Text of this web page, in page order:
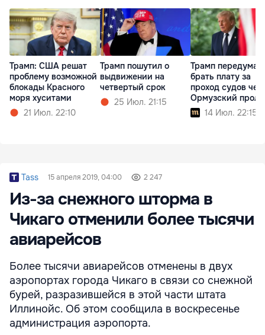
Трамп: США решат
проблему возможной
блокады Красного
моря хуситами
21 Июл. 22:10
Трамп пошутил о
выдвижении на
четвертый срок
25 Июл. 21:15
Трамп передумал
брать плату за
проход судов
Ормузский
14 Июл. 22:15
Tass 15 апреля 2019, 04:00 2 247
Из-за снежного шторма в
Чикаго отменили более тысячи
авиарейсов
Более тысячи авиарейсов отменены в двух
аэропортах города Чикаго в связи со снежной
бурей, разразившейся в этой части штата
Иллинойс. Об этом сообщила в воскресенье
администрация аэропорта.